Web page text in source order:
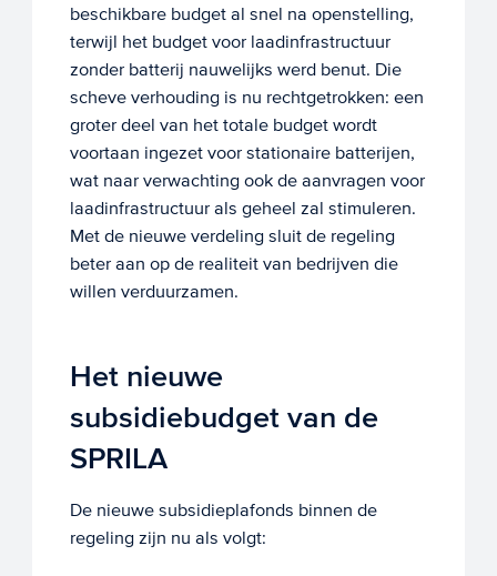
beschikbare budget al snel na openstelling,
terwijl het budget voor laadinfrastructuur
zonder batterij nauwelijks werd benut. Die
scheve verhouding is nu rechtgetrokken: een
groter deel van het totale budget wordt
voortaan ingezet voor stationaire batterijen,
wat naar verwachting ook de aanvragen voor
laadinfrastructuur als geheel zal stimuleren.
Met de nieuwe verdeling sluit de regeling
beter aan op de realiteit van bedrijven die
willen verduurzamen.
Het nieuwe
subsidiebudget van de
SPRILA
De nieuwe subsidieplafonds binnen de
regeling zijn nu als volgt: